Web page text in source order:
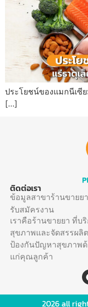
ประโยชน์ของแมกนีเซี
[…]
ติดต่อเรา
ข้อมูลสาขาร้านขายยา
รับสมัครงาน
เราคือร้านขายยา ที่
สุขภาพและจัดสรรผ
ป้องกันปัญหาสุขภาพ
แก่คุณลูกค้า
2026 all